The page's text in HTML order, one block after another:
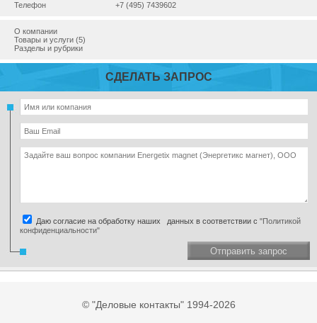
Телефон
+7 (495) 7439602
О компании
Товары и услуги (5)
Разделы и рубрики
СДЕЛАТЬ ЗАПРОС
Даю согласие на обработку наших данных в соответствии с "Политикой
конфиденциальности"
Отправить запрос
© "Деловые контакты" 1994-2026